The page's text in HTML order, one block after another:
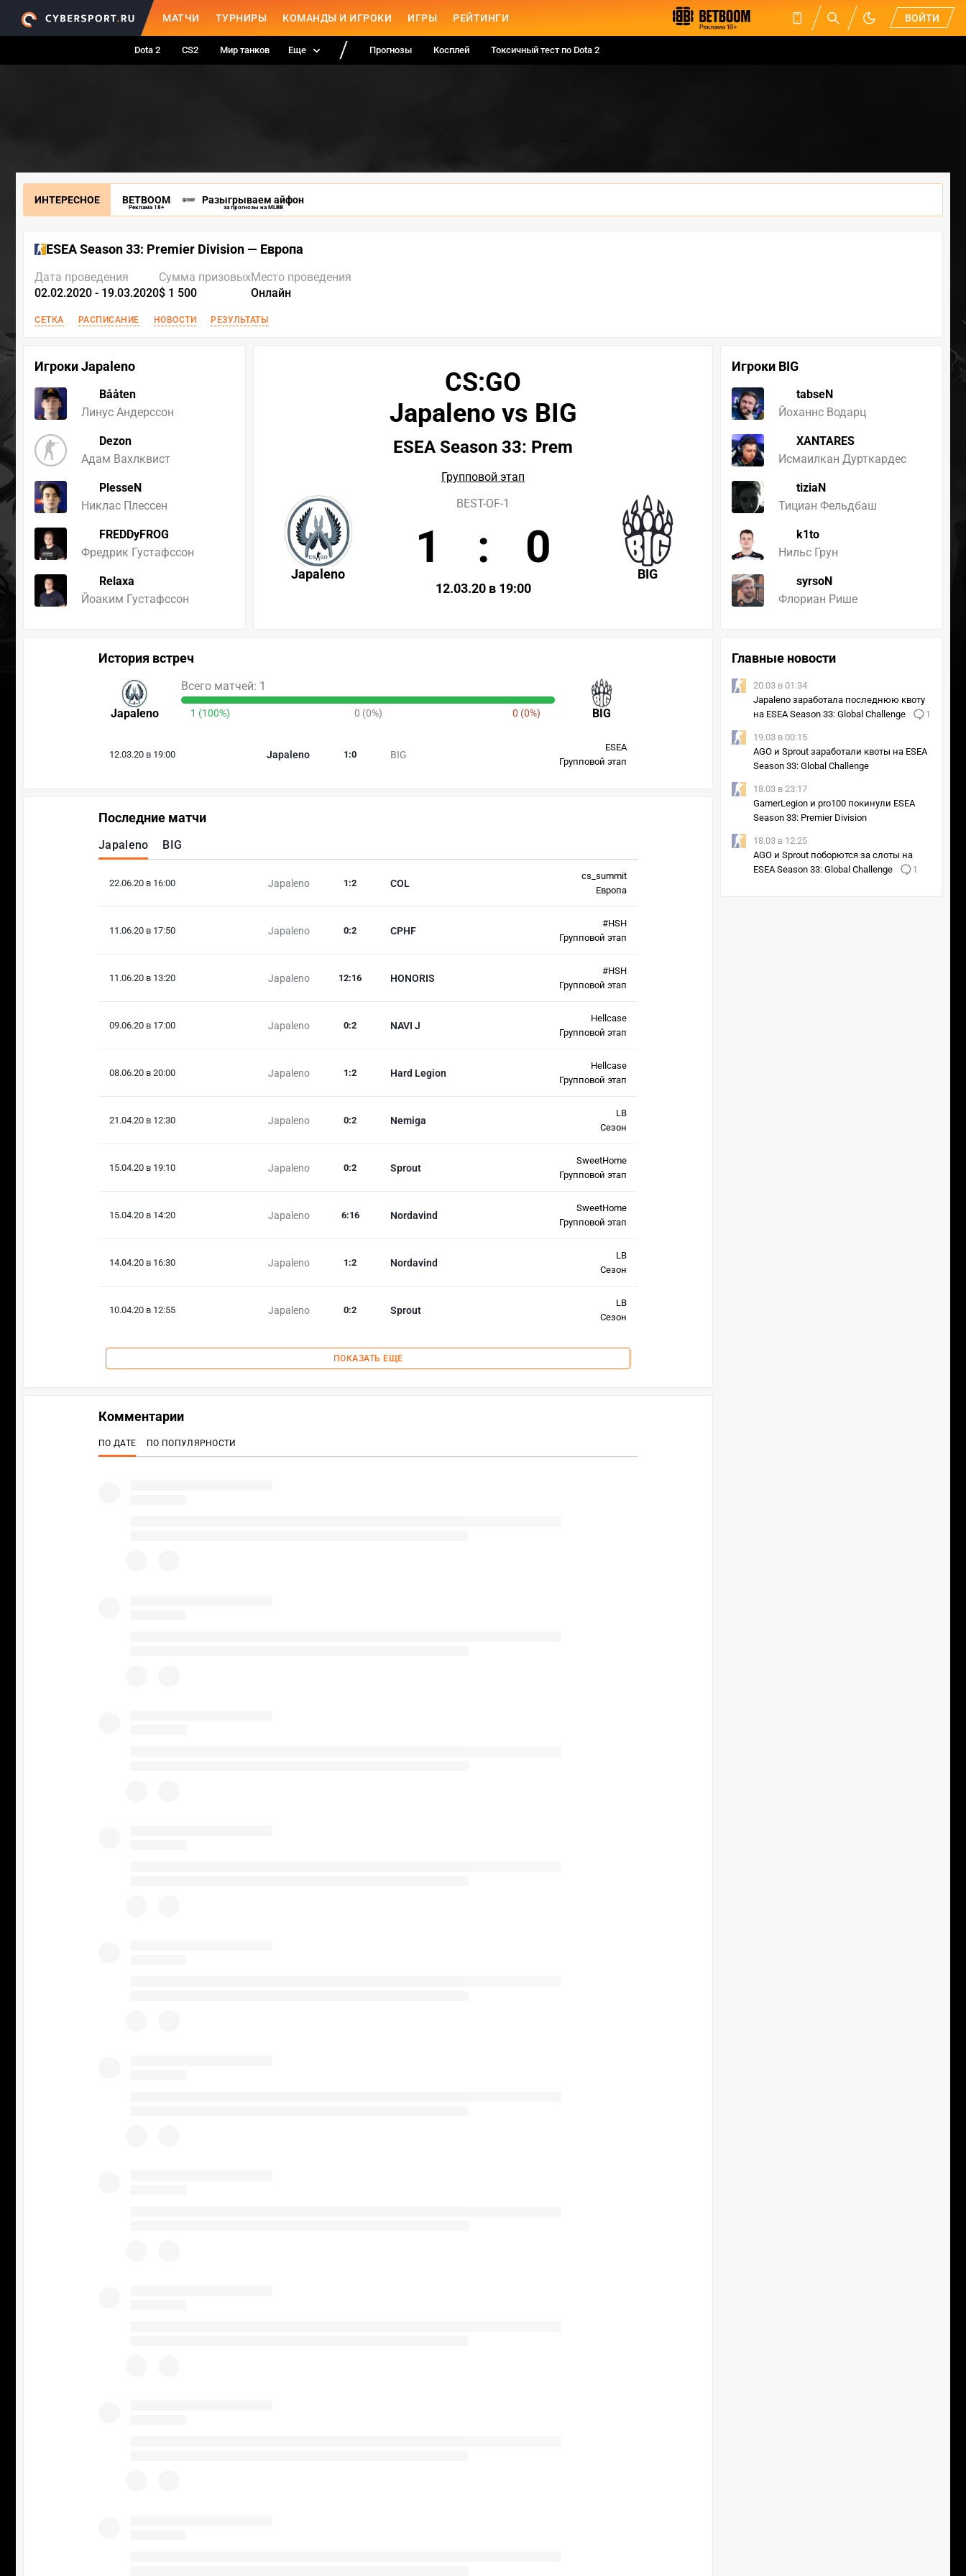
МАТЧИ ТУРНИРЫ КОМАНДЫ И ИГРОКИ ИГРЫ РЕЙТИНГИ ВОЙТИ
Dota 2 CS2 Мир танков Еще Прогнозы Косплей Токсичный тест по Dota 2
ИНТЕРЕСНОЕ BETBOOM
Реклама 18+
Разыгрываем айфон
за прогнозы на MLBB
ESEA Season 33: Premier Division — Европа
Дата проведения
02.02.2020 - 19.03.2020
Сумма призовых
$ 1 500
Место проведения
Онлайн
СЕТКА РАСПИСАНИЕ НОВОСТИ РЕЗУЛЬТАТЫ
Игроки Japaleno
Bååten
Линус Андерссон
Dezon
Адам Вахлквист
PlesseN
Никлас Плессен
FREDDyFROG
Фредрик Густафссон
Relaxa
Йоаким Густафссон
Игроки BIG
tabseN
Йоханнс Водарц
XANTARES
Исмаилкан Дурткардес
tiziaN
Тициан Фельдбаш
k1to
Нильс Грун
syrsoN
Флориан Рише
CS:GO
Japaleno vs BIG
ESEA Season 33: Prem
Групповой этап
Japaleno BIG
BEST-OF-1
1 : 0
12.03.20 в 19:00
История встреч
Japaleno BIG
Всего матчей: 1
1 (100%) 0 (0%) 0 (0%)
12.03.20 в 19:00 Japaleno BIG
1 :0
ESEA
Групповой этап
Последние матчи
Japaleno BIG
22.06.20 в 16:00 Japaleno COL
1 :2
cs_summit
Европа
11.06.20 в 17:50 Japaleno CPHF
0:2
#HSH
Групповой этап
11.06.20 в 13:20 Japaleno HONORIS
12:16
#HSH
Групповой этап
09.06.20 в 17:00 Japaleno NAVI J
0:2
Hellcase
Групповой этап
08.06.20 в 20:00 Japaleno Hard Legion
1 :2
Hellcase
Групповой этап
21.04.20 в 12:30 Japaleno Nemiga
0:2
LB
Сезон
15.04.20 в 19:10 Japaleno Sprout
0:2
SweetHome
Групповой этап
15.04.20 в 14:20 Japaleno Nordavind
6:16
SweetHome
Групповой этап
14.04.20 в 16:30 Japaleno Nordavind
1 :2
LB
Сезон
10.04.20 в 12:55 Japaleno Sprout
0:2
LB
Сезон
ПОКАЗАТЬ ЕЩЕ
Главные новости
20.03 в 01:34
Japaleno заработала последнюю квоту
на ESEA Season 33: Global Challenge
1
19.03 в 00:15
AGO и Sprout заработали квоты на ESEA
Season 33: Global Challenge
18.03 в 23:17
GamerLegion и pro100 покинули ESEA
Season 33: Premier Division
18.03 в 12:25
AGO и Sprout поборются за слоты на
ESEA Season 33: Global Challenge
1
Комментарии
ПО ДАТЕ ПО ПОПУЛЯРНОСТИ